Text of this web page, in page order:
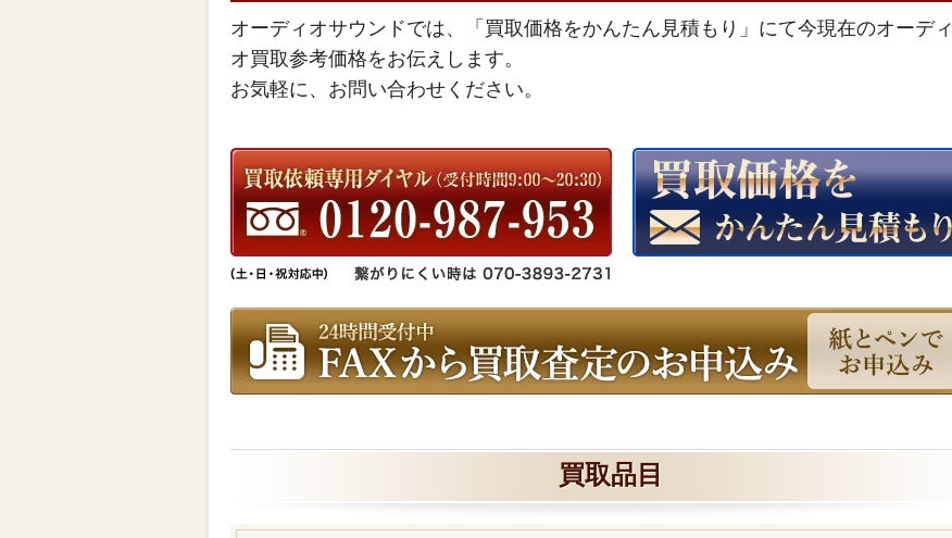
オーディオサウンドでは、「買取価格をかんたん見積もり」にて今現在のオーディ
オ買取参考価格をお伝えします。
お気軽に、お問い合わせください。
買取品目